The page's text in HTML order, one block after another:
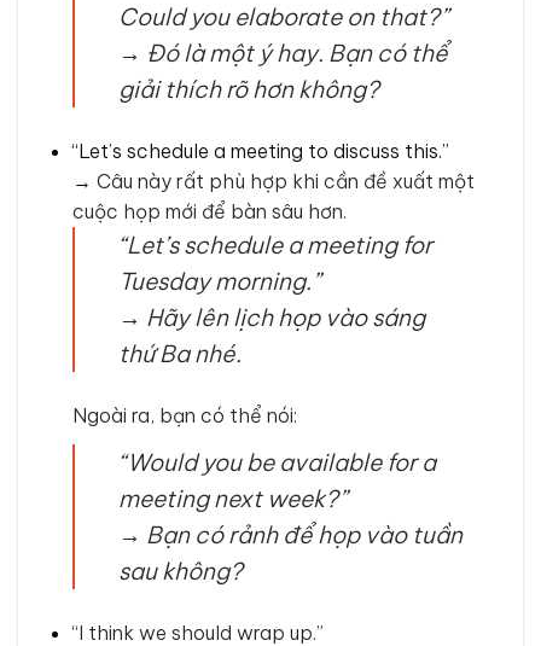
Could you elaborate on that?”
→ Đó là một ý hay. Bạn có thể
giải thích rõ hơn không?
“Let’s schedule a meeting to discuss this.”
→ Câu này rất phù hợp khi cần đề xuất một
cuộc họp mới để bàn sâu hơn.
“Let’s schedule a meeting for
Tuesday morning.”
→ Hãy lên lịch họp vào sáng
thứ Ba nhé.
Ngoài ra, bạn có thể nói:
“Would you be available for a
meeting next week?”
→ Bạn có rảnh để họp vào tuần
sau không?
“I think we should wrap up.”